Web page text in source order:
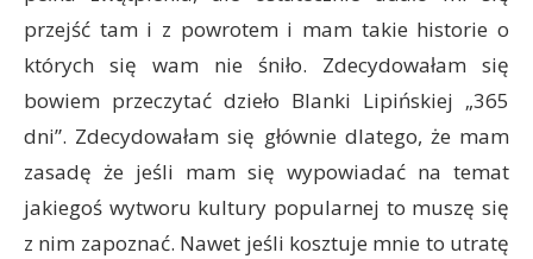
przejść tam i z powrotem i mam takie historie o
których się wam nie śniło. Zdecydowałam się
bowiem przeczytać dzieło Blanki Lipińskiej „365
dni”. Zdecydowałam się głównie dlatego, że mam
zasadę że jeśli mam się wypowiadać na temat
jakiegoś wytworu kultury popularnej to muszę się
z nim zapoznać. Nawet jeśli kosztuje mnie to utratę